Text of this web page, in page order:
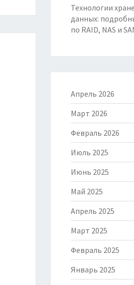
Технологии
данных:
по RAID, NAS и
Апрель 2026
Март 2026
Февраль 2026
Июль 2025
Июнь 2025
Май 2025
Апрель 2025
Март 2025
Февраль 2025
Январь 2025